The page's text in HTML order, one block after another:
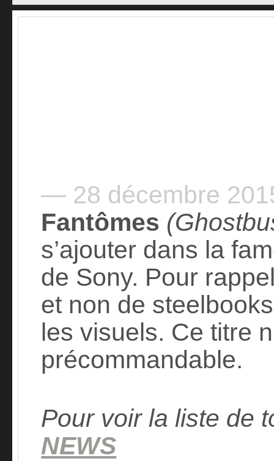
— 28 décembre
Fantômes
s’ajouter dans la
de Sony. Pour
et non de
les visuels. Ce titre
précommandable.
Pour voir la liste de
NEWS